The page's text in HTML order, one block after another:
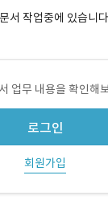
서 작업중에 있습니
업무 내용을 확인해
로그인
회원가입